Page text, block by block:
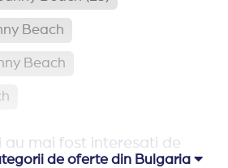
Beach
Beach
au mai fost interesati de
de oferte din Bulgaria